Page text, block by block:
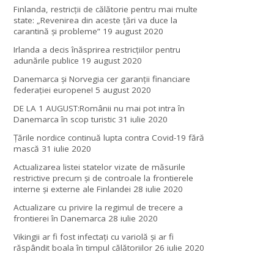
Finlanda, restricţii de călătorie pentru mai multe
state: „Revenirea din aceste ţări va duce la
carantină şi probleme” 19 august 2020
Irlanda a decis înăsprirea restricțiilor pentru
adunările publice 19 august 2020
Danemarca și Norvegia cer garanții financiare
federației europene! 5 august 2020
DE LA 1 AUGUST:Românii nu mai pot intra în
Danemarca în scop turistic 31 iulie 2020
Țările nordice continuă lupta contra Covid-19 fără
mască 31 iulie 2020
Actualizarea listei statelor vizate de măsurile
restrictive precum și de controale la frontierele
interne și externe ale Finlandei 28 iulie 2020
Actualizare cu privire la regimul de trecere a
frontierei în Danemarca 28 iulie 2020
Vikingii ar fi fost infectaţi cu variolă şi ar fi
răspândit boala în timpul călătoriilor 26 iulie 2020